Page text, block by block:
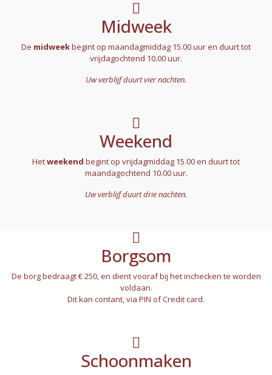
Midweek
De midweekbegint op maandagmiddag 15.00 uur en duurt tot
vrijdagochtend 10.00 uur.
Uw verblijf duurt vier nachten.
Weekend
Hetweekend begint op vrijdagmiddag 15.00 en duurt tot
maandagochtend 10.00 uur.
Uw verblijf duurt drie nachten.
Borgsom
De borg bedraagt € 250, en dient vooraf bij het inchecken te worden
voldaan.
Dit kan contant, via PIN of Credit card.
Schoonmaken